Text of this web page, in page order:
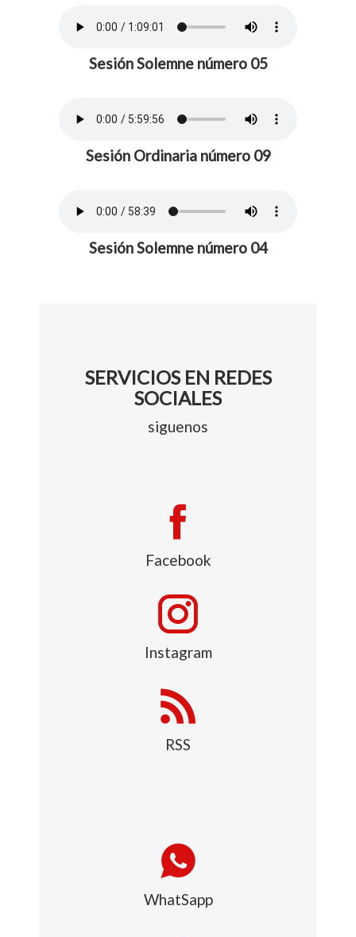
Sesión Solemne número 05
Sesión Ordinaria número 09
Sesión Solemne número 04
SERVICIOS EN REDES
SOCIALES
siguenos
Facebook
Instagram
RSS
WhatSapp